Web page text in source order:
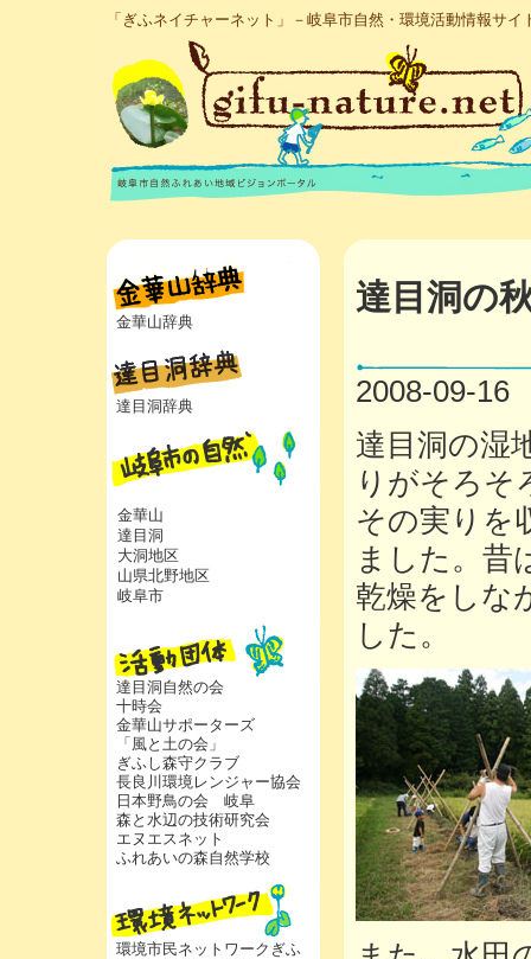
「ぎふネイチャーネット」－岐阜市自然・環境活動情報サイ
金華山辞典
達目洞辞典
金華山
達目洞
大洞地区
山県北野地区
岐阜市
達目洞自然の会
十時会
金華山サポーターズ
「風と土の会」
ぎふし森守クラブ
長良川環境レンジャー協会
日本野鳥の会 岐阜
森と水辺の技術研究会
エヌエスネット
ふれあいの森自然学校
環境市民ネットワークぎふ
達目洞の
2008-09-16
達目洞の湿
りがそろそ
その実りを
ました。昔
乾燥をしな
した。